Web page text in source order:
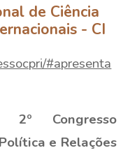
de Ciência
- CI
#apresenta
2º Congresso
e Relações